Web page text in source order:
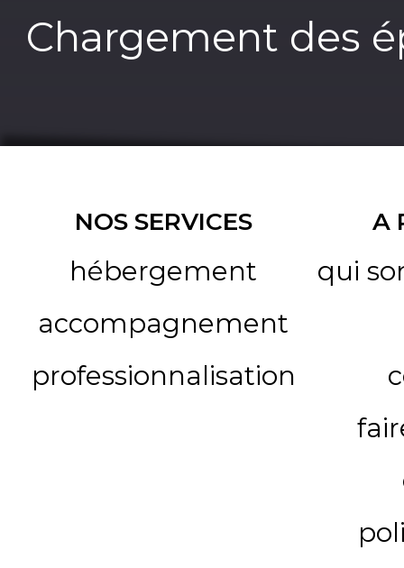
Chargement des
NOS SERVICES
hébergement
accompagnement
professionnalisation
A
qui